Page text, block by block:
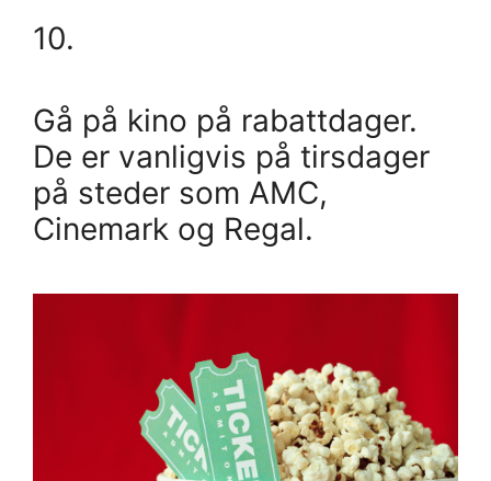
10.
Gå på kino på rabattdager.
De er vanligvis på tirsdager
på steder som AMC,
Cinemark og Regal.